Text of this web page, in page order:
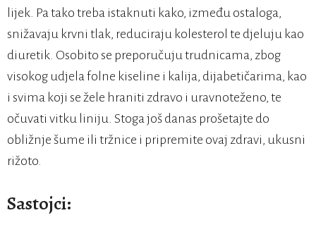
lijek. Pa tako treba istaknuti kako, između ostaloga,
snižavaju krvni tlak, reduciraju kolesterol te djeluju kao
diuretik. Osobito se preporučuju trudnicama, zbog
visokog udjela folne kiseline i kalija, dijabetičarima, kao
i svima koji se žele hraniti zdravo i uravnoteženo, te
očuvati vitku liniju. Stoga još danas prošetajte do
obližnje šume ili tržnice i pripremite ovaj zdravi, ukusni
rižoto.
Sastojci: